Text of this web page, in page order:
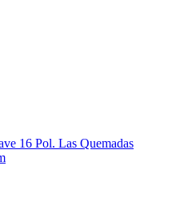
16 Pol. Las Quemadas